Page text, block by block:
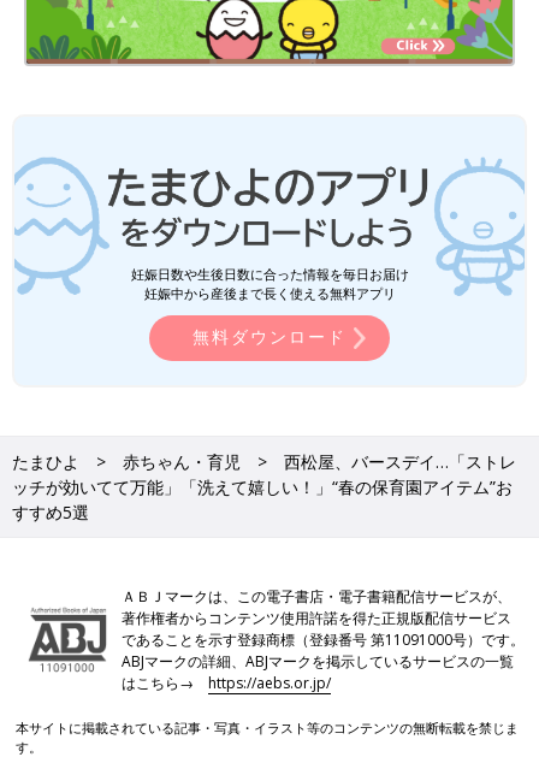
妊娠日数や生後日数に合った情報を毎日お届け
妊娠中から産後まで長く使える無料アプリ
無料ダウンロード
たまひよ 赤ちゃん・育児
西松屋、バースデイ…「ストレ
ッチが効いてて万能」「洗えて嬉しい！」“春の保育園アイテム”お
すすめ5選
ＡＢＪマークは、この電子書店・電子書籍配信サービスが、
著作権者からコンテンツ使用許諾を得た正規版配信サービス
であることを示す登録商標（登録番号 第11091000号）です。
ABJマークの詳細、ABJマークを掲示しているサービスの一覧
はこちら→https://aebs.or.jp/
本サイトに掲載されている記事・写真・イラスト等のコンテンツの無断転載を禁じま
す。